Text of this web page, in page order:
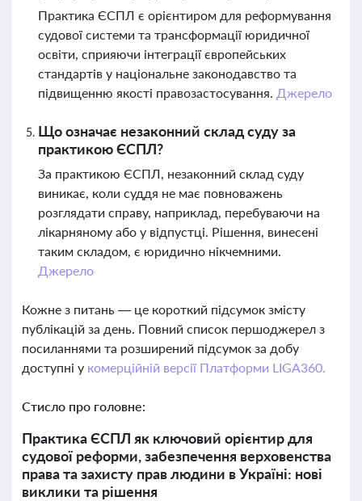
Практика ЄСПЛ є орієнтиром для реформування
судової системи та трансформації юридичної
освіти, сприяючи інтеграції європейських
стандартів у національне законодавство та
підвищенню якості правозастосування. Джерело
Що означає незаконний склад суду за
практикою ЄСПЛ?
За практикою ЄСПЛ, незаконний склад суду
виникає, коли суддя не має повноважень
розглядати справу, наприклад, перебуваючи на
лікарняному або у відпустці. Рішення, винесені
таким складом, є юридично нікчемними.
Джерело
Кожне з питань — це короткий підсумок змісту
публікацій за день. Повний список першоджерел з
посиланнями та розширений підсумок за добу
доступні у комерційній версії Платформи LIGA360.
Стисло про головне:
Практика ЄСПЛ як ключовий орієнтир для
судової реформи, забезпечення верховенства
права та захисту прав людини в Україні: нові
виклики та рішення